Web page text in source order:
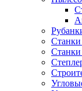
Станки